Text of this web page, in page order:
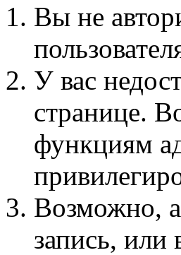
Вы не
У вас
странице.
функциям
Возможно,
запись, или